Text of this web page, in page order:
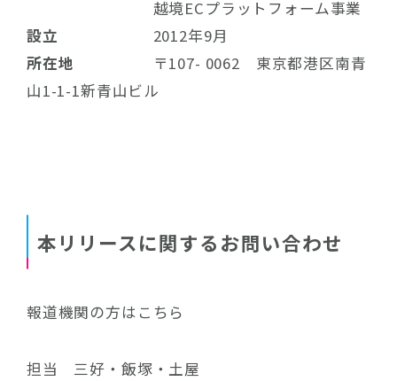
越境ECプラットフォーム事業
設立 2012年9月
所在地 〒107- 0062 東京都港区南青
山1-1-1新青山ビル
本リリースに関するお問い合わせ
報道機関の方はこちら
担当 三好・飯塚・土屋